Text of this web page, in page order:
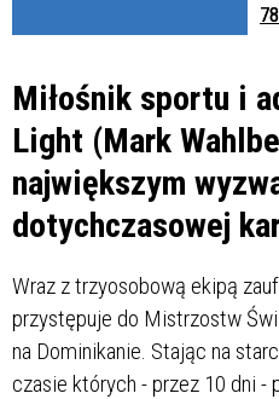
Miłośnik sportu i
Light (Mark
największym
dotychczasowej
Wraz z trzyosobową ekipą
przystępuje do Mistrzostw
na Dominikanie. Stając na
czasie których - przez 10 dni -